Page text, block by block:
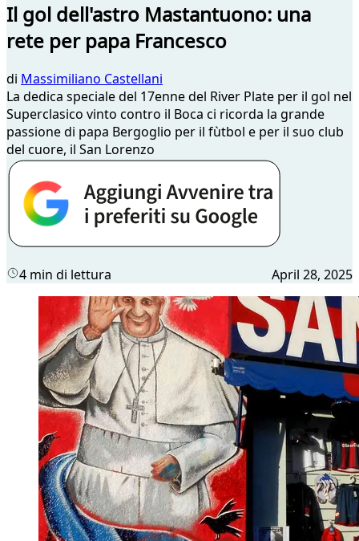
Il gol dell'astro Mastantuono: una
rete per papa Francesco
di Massimiliano Castellani
La dedica speciale del 17enne del River Plate per il gol nel
Superclasico vinto contro il Boca ci ricorda la grande
passione di papa Bergoglio per il fùtbol e per il suo club
del cuore, il San Lorenzo
4 min di lettura April 28, 2025